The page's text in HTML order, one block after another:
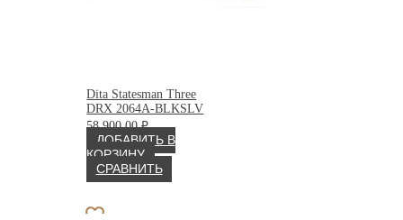
Dita Statesman Three
DRX 2064A-BLKSLV
58 900.00₽
ДОБАВИТЬ В
КОРЗИНУ
СРАВНИТЬ